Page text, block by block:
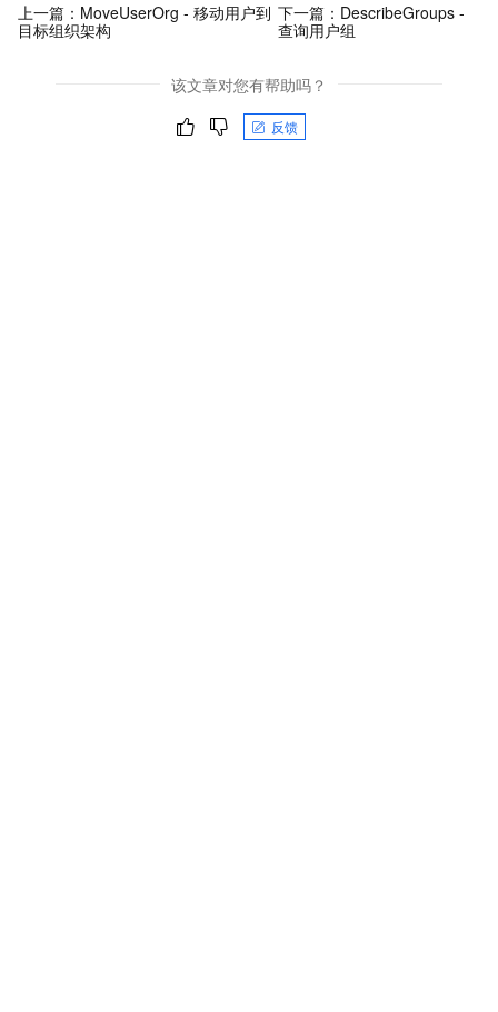
上一篇： MoveUserOrg - 移动用户到
目标组织架构
下一篇： DescribeGroups -
查询用户组
该文章对您有帮助吗？
反馈